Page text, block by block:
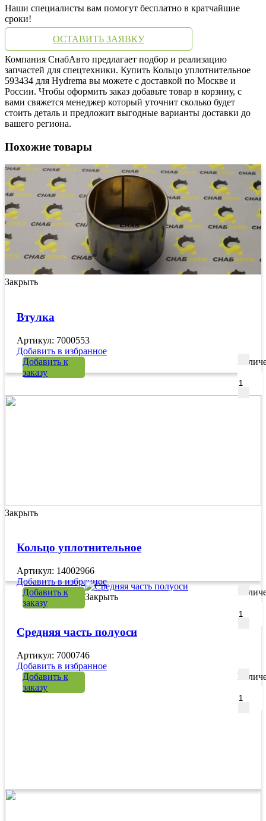
Наши специалисты вам помогут бесплатно в кратчайшие
сроки!
ОСТАВИТЬ ЗАЯВКУ
Компания СнабАвто предлагает подбор и реализацию
запчастей для спецтехники. Купить Кольцо уплотнительное
593434 для Hydrema вы можете с доставкой по Москве и
России. Чтобы оформить заказ добавьте товар в корзину, с
вами свяжется менеджер который уточнит сколько будет
стоить деталь и предложит выгодные варианты доставки до
вашего региона.
Похожие товары
Закрыть
Втулка
Артикул: 7000553
Добавить в избранное
Добавить к
заказу
Закрыть
Кольцо уплотнительное
Артикул: 14002966
Добавить в избранное
Добавить к
заказу
Закрыть
Средняя часть полуоси
Артикул: 7000746
Добавить в избранное
Добавить к
заказу